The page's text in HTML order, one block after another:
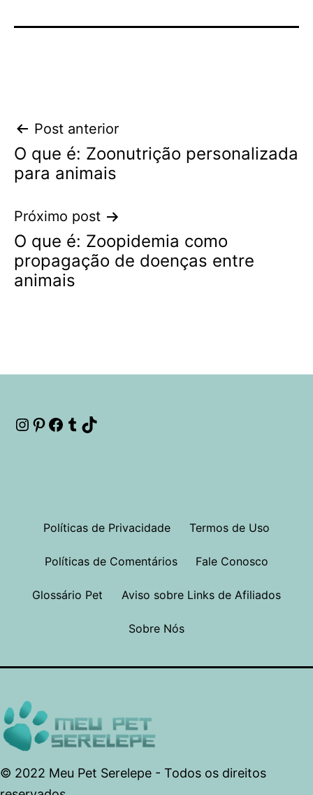
Navegação
de
Post
Post anterior
O que é: Zoonutrição personalizada
para animais
Próximo post
O que é: Zoopidemia como
propagação de doenças entre
animais
Instagram
Pinterest
Facebook
Tumblr
Políticas de Privacidade Termos de Uso
Políticas de Comentários Fale Conosco
Glossário Pet Aviso sobre Links de Afiliados
Sobre Nós
© 2022 Meu Pet Serelepe - Todos os direitos